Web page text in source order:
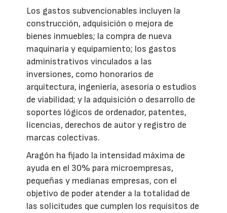
Los gastos subvencionables incluyen la
construcción, adquisición o mejora de
bienes inmuebles; la compra de nueva
maquinaria y equipamiento; los gastos
administrativos vinculados a las
inversiones, como honorarios de
arquitectura, ingeniería, asesoría o estudios
de viabilidad; y la adquisición o desarrollo de
soportes lógicos de ordenador, patentes,
licencias, derechos de autor y registro de
marcas colectivas.
Aragón ha fijado la intensidad máxima de
ayuda en el 30% para microempresas,
pequeñas y medianas empresas, con el
objetivo de poder atender a la totalidad de
las solicitudes que cumplen los requisitos de